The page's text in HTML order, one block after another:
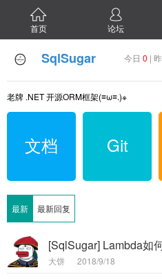
首页 论坛
SqlSugar 今日 0 |
老牌 .NET 开源ORM框架(≡ω≡.)※
文档 Git
最新 最新回复
大饼 2018/9/18